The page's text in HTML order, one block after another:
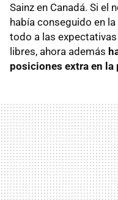
Sainz en Canadá. Si el
había conseguido en
todo a las
libres, ahora además
posiciones extra en la